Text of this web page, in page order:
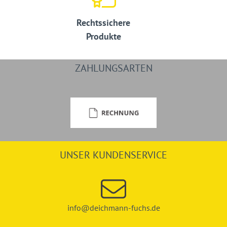
Rechtssichere
Produkte
ZAHLUNGSARTEN
UNSER KUNDENSERVICE
info@deichmann-fuchs.de